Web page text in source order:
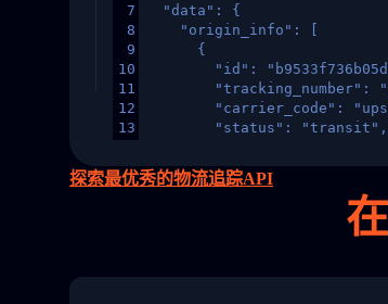
7
8
9
10
11
12
13
15
16
  "data": {
    "origin_info": [
      {
"id":
"tracking_number":
"carrier_code":
        "status": "transit",
        "itemTimeLength": 2,
探索最优秀的物流追踪API
在